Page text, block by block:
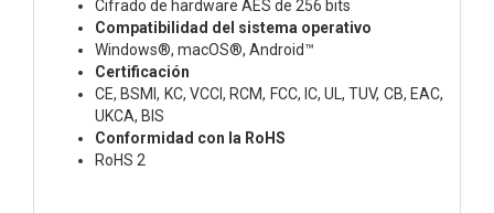
Cifrado de hardware AES de 256 bits
Compatibilidad del sistema operativo
Windows®, macOS®, Android™
Certificación
CE, BSMI, KC, VCCI, RCM, FCC, IC, UL, TUV, CB, EAC,
UKCA, BIS
Conformidad con la RoHS
RoHS 2